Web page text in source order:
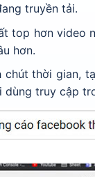
truyền tải.
top hơn video
hơn.
chút thời gian,
truy cập